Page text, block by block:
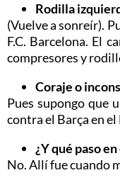
Rodilla
(Vuelve a sonreír).
F.C. Barcelona. El
compresores y
Coraje o
Pues supongo que
contra el Barça en el
¿Y qué paso
No. Allí fue cuando